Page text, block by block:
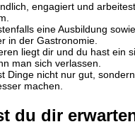
engagiert und
eine Ausbildung
in der Gastronomie.
liegt dir und du hast ein
man sich verlassen.
Dinge nicht nur gut,
machen.
du dir